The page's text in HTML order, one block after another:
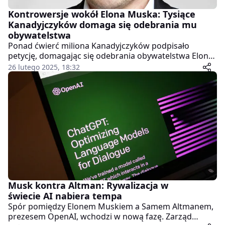
Kontrowersje wokół Elona Muska: Tysiące
Kanadyjczyków domaga się odebrania mu
obywatelstwa
Ponad ćwierć miliona Kanadyjczyków podpisało
petycję, domagając się odebrania obywatelstwa Elona
Muska. Akcja ta wywołała falę dyskusji na temat
suwerenności Kanady i wpływu miliarderów na
politykę międzynarodową.
26 lutego 2025, 18:32
Musk kontra Altman: Rywalizacja w
świecie AI nabiera tempa
Spór pomiędzy Elonem Muskiem a Samem Altmanem,
prezesem OpenAI, wchodzi w nową fazę. Zarząd